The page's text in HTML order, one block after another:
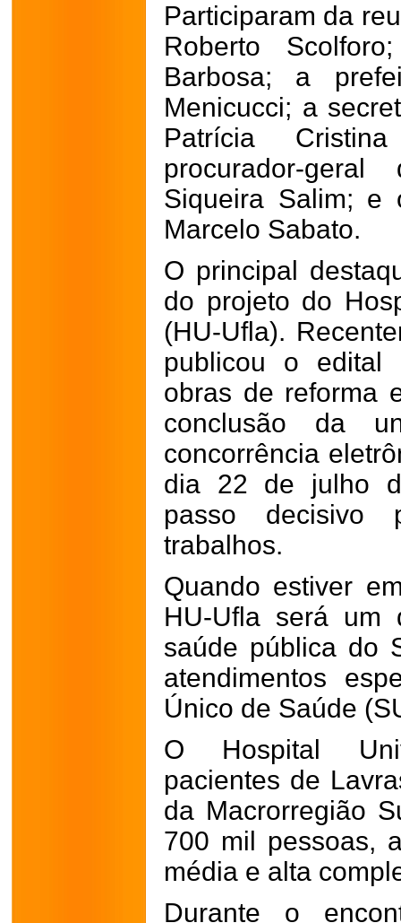
Participaram da
Roberto
Barbosa; a
Menicucci; a
Patrícia
procurador-
Siqueira Salim; e
Marcelo Sabato.
O principal
do projeto do
(HU-Ufla).
publicou o edital
obras de reforma
conclusão da
concorrência
dia 22 de julho
passo decisivo
trabalhos.
Quando estiver
HU-Ufla será um
saúde pública do
atendimentos
Único de Saúde
O Hospital
pacientes de
da Macrorregião
700 mil pessoas,
média e alta
Durante o